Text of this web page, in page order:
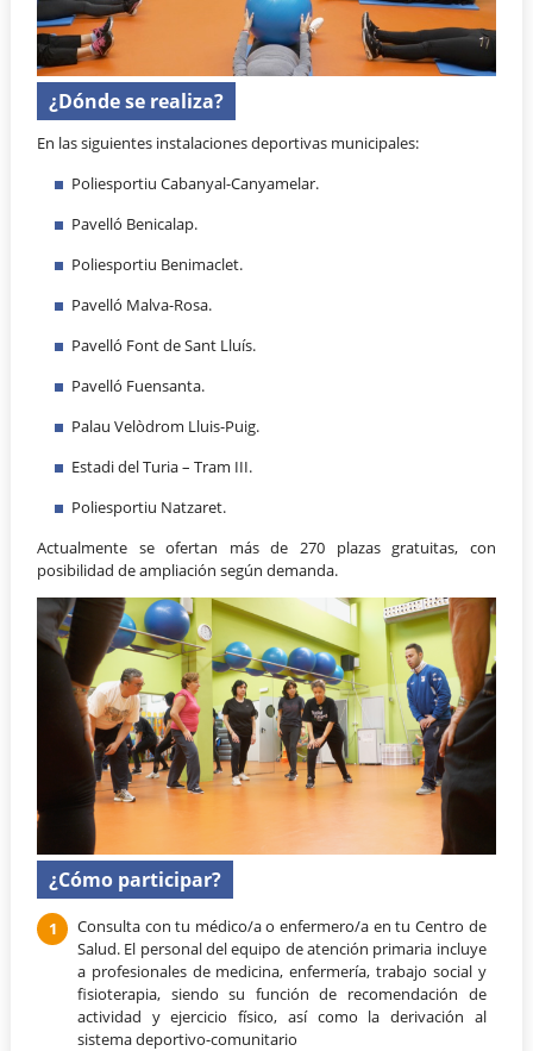
¿Dónde se realiza?
En las siguientes instalaciones deportivas municipales:
Poliesportiu Cabanyal-Canyamelar.
Pavelló Benicalap.
Poliesportiu Benimaclet.
Pavelló Malva-Rosa.
Pavelló Font de Sant Lluís.
Pavelló Fuensanta.
Palau Velòdrom Lluis-Puig.
Estadi del Turia – Tram III.
Poliesportiu Natzaret.
Actualmente se ofertan más de 270 plazas gratuitas, con
posibilidad de ampliación según demanda.
¿Cómo participar?
Consulta con tu médico/a o enfermero/a en tu Centro de
Salud. El personal del equipo de atención primaria incluye
a profesionales de medicina, enfermería, trabajo social y
fisioterapia, siendo su función de recomendación de
actividad y ejercicio físico, así como la derivación al
sistema deportivo-comunitario